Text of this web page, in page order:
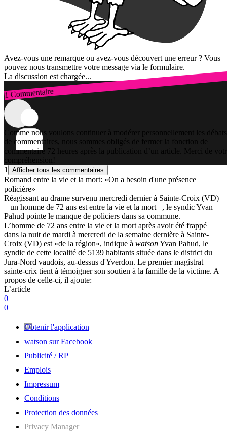
Avez-vous une remarque ou avez-vous découvert une erreur ? Vous
pouvez nous transmettre votre message via le formulaire.
La discussion est chargée...
1 Commentaire
Connexion
Comme nous voulons continuer à modérer personnellement les débats
de commentaires, nous sommes obligés de fermer la fonction de
commentaire 72 heures après la publication d’un article. Merci de
compréhension!
1
Afficher tous les commentaires
Romand entre la vie et la mort: «On a besoin d'une présence
policière»
Réagissant au drame survenu mercredi dernier à Sainte-Croix (VD)
– un homme de 72 ans est entre la vie et la mort –, le syndic Yvan
Pahud pointe le manque de policiers dans sa commune.
L’homme de 72 ans entre la vie et la mort après avoir été frappé
dans la nuit de mardi à mercredi de la semaine dernière à Sainte-
Croix (VD) est «de la région», indique à watsonYvan Pahud, le
syndic de cette localité de 5139 habitants située dans le district du
Jura-Nord vaudois, au-dessus d'Yverdon. Le premier magistrat
sainte-crix tient à témoigner son soutien à la famille de la victime. A
propos de celle-ci, il ajoute:
L’article
0
0
Obtenir l'application
watson sur Facebook
Publicité / RP
Emplois
Impressum
Conditions
Protection des données
Privacy Manager